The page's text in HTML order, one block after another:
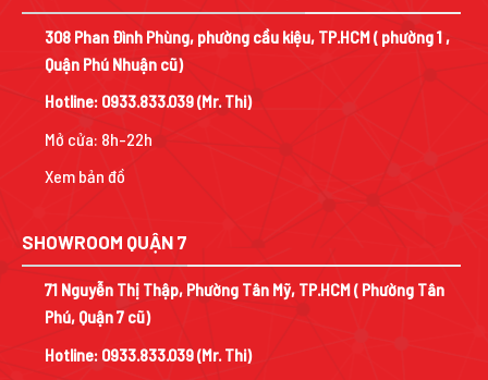
308 Phan Đình Phùng, phường cầu kiệu, TP.HCM ( phường 1 ,
Quận Phú Nhuận cũ)
Hotline: 0933.833.039(Mr. Thi)
Mở cửa: 8h-22h
Xem bản đồ
SHOWROOM QUẬN 7
71 Nguyễn Thị Thập, Phường Tân Mỹ, TP.HCM ( Phường Tân
Phú, Quận 7 cũ)
Hotline: 0933.833.039(Mr. Thi)